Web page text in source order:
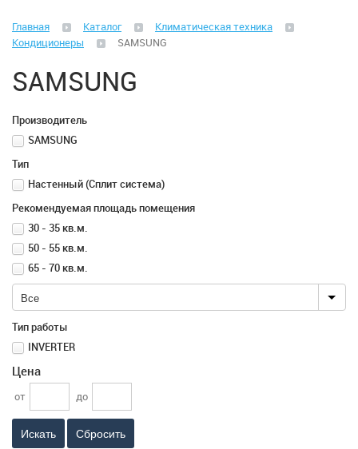
Климатическая техника
Вентиляция
Вентиляторы
Водонагреватели
Воздушные завесы
Диспенсеры для бумажных полотенец, салфеток,
туалетной бумаги, жидкого мыла
Кулеры для воды
Кондиционеры
Аксессуары для кондиционеров
Главная Каталог
Климатическая техника
Кондиционеры
SAMSUNG
SAMSUNG
Производитель
SAMSUNG
Тип
Настенный (Сплит система)
Рекомендуемая площадь помещения
30 - 35 кв.м.
50 - 55 кв.м.
65 - 70 кв.м.
Все
Тип работы
INVERTER
Цена
от до
Сбросить